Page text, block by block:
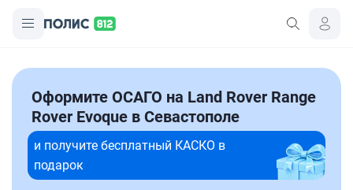
Оформите ОСАГО на Land Rover Range
Rover Evoque в Севастополе
и получите бесплатный КАСКО в
подарок